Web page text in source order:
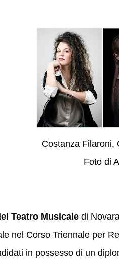
Costanza Filaroni,
Foto di
Teatro Musicale di
nel Corso Triennale per
in possesso di un